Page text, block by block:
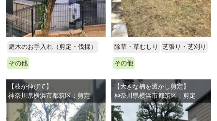
庭木のお手入れ（剪定・伐採）
その他
除草・草むしり 芝張り・芝刈り
その他
【枝が伸びて】
神奈川県横浜市都筑区：剪定
【大きな楠を透かし剪定】
神奈川県横浜市都筑区：剪定